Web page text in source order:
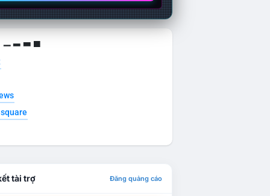
▁ ▂ ▃ ▄
tài trợ Đăng quảng cáo